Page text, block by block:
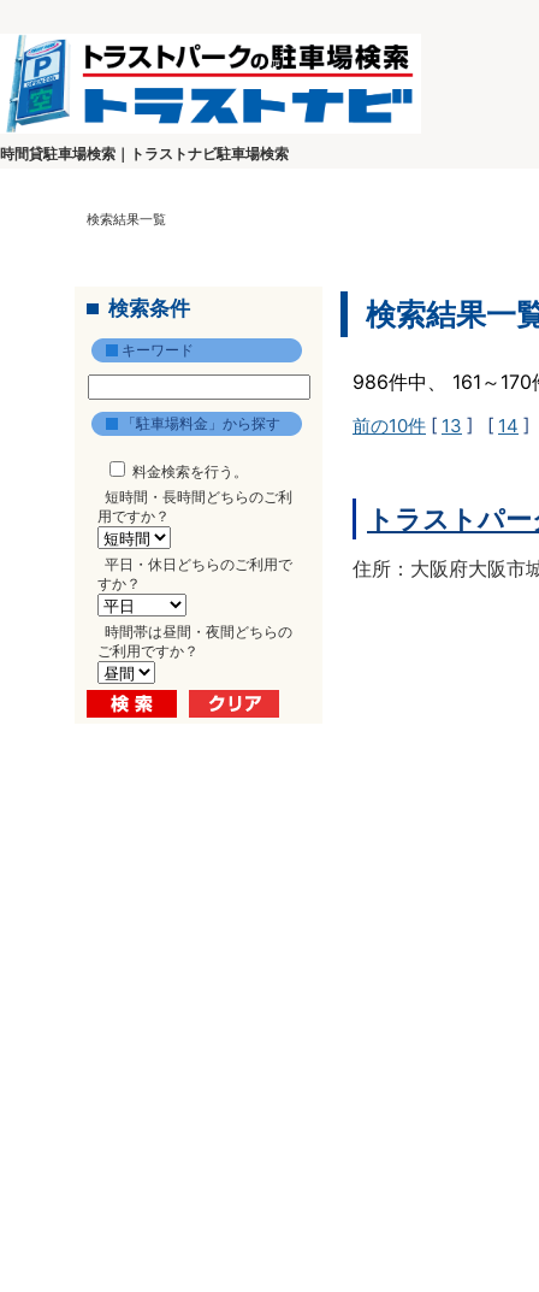
時間貸駐車場検索｜トラストナビ駐車場検索
検索結果一覧
検索条件
キーワード
「駐車場料金」から探す
料金検索を行う。
短時間・長時間どちらのご利
用ですか？
平日・休日どちらのご利用で
すか？
時間帯は昼間・夜間どちらの
ご利用ですか？
検索結果一
986件中、 161～
前の10件 [ 13 ] [ 14 ]
トラストパ
住所：大阪府大阪市